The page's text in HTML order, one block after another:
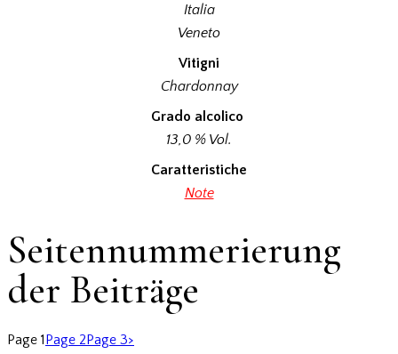
Italia
Veneto
Vitigni
Chardonnay
Grado alcolico
13,0 % Vol.
Caratteristiche
Note
Seitennummerierung
der Beiträge
Page 1Page 2Page 3>